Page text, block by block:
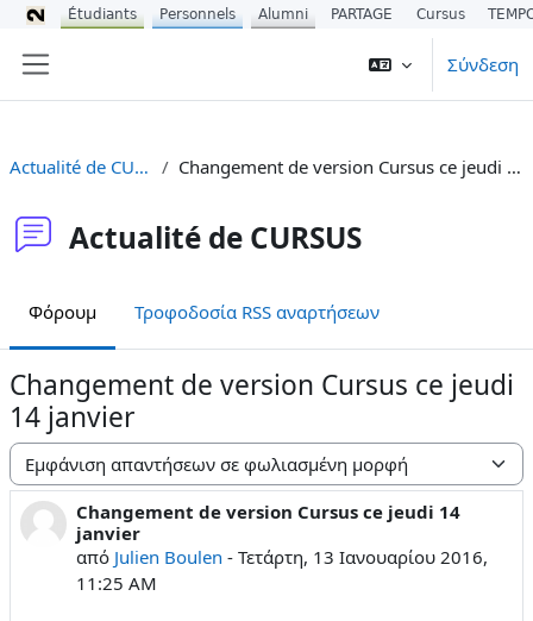
Σύνδεση
Actualité de CURSUS Changement de version Cursus ce jeudi 14 janvier
Actualité de CURSUS
Φόρουμ Τροφοδοσία RSS αναρτήσεων
Changement de version Cursus ce jeudi
14 janvier
Λειτουργία εμφάνισης
Changement de version Cursus ce jeudi 14
janvier
από Julien Boulen -Τετάρτη, 13 Ιανουαρίου 2016,
11:25 AM
Αριθμός απαντήσεων: 0
Étudiants Personnels Alumni PARTAGE Cursus